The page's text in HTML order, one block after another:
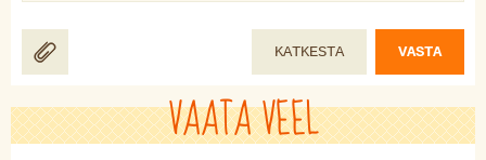
KATKESTA VASTA
VAATA VEEL